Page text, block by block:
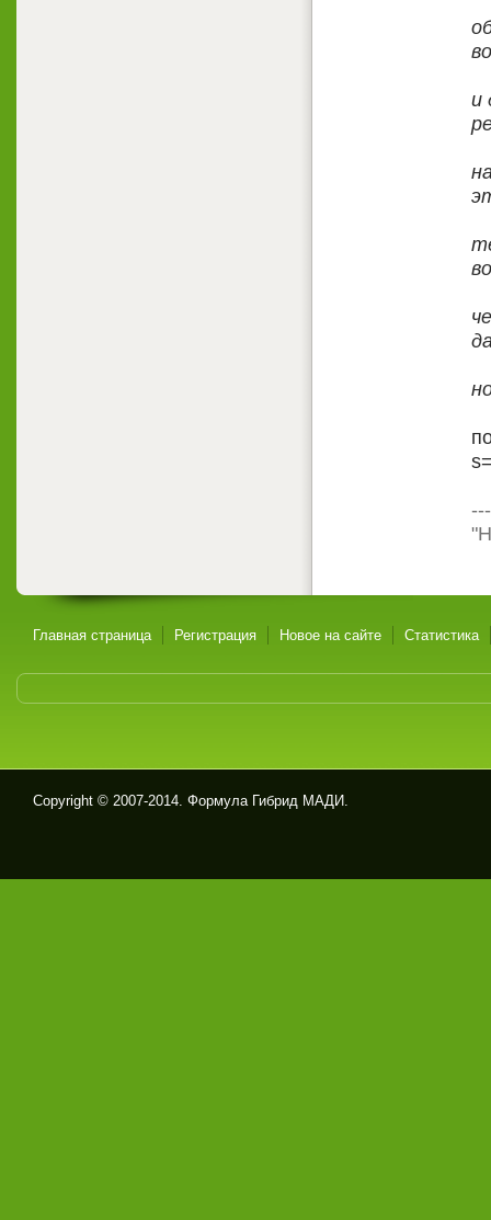
и
Главная страница Регистрация Новое на сайте Статистика
Copyright © 2007-2014. Формула Гибрид МАДИ.